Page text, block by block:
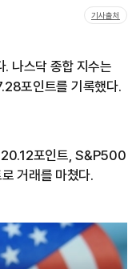
기사출처
나스닥 종합 지수는
포인트를 기록했다.
포인트, S&P500
거래를 마쳤다.